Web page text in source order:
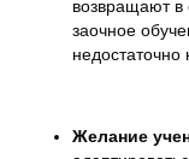
возвращают в
заочное
недостаточно
Желание